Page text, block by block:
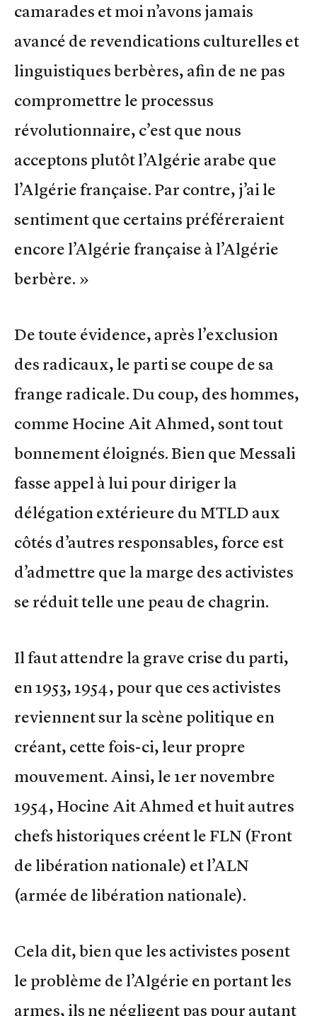
camarades et moi n’avons jamais
avancé de revendications culturelles et
linguistiques berbères, afin de ne pas
compromettre le processus
révolutionnaire, c’est que nous
acceptons plutôt l’Algérie arabe que
l’Algérie française. Par contre, j’ai le
sentiment que certains préféreraient
encore l’Algérie française à l’Algérie
berbère. »
De toute évidence, après l’exclusion
des radicaux, le parti se coupe de sa
frange radicale. Du coup, des hommes,
comme Hocine Ait Ahmed, sont tout
bonnement éloignés. Bien que Messali
fasse appel à lui pour diriger la
délégation extérieure du MTLD aux
côtés d’autres responsables, force est
d’admettre que la marge des activistes
se réduit telle une peau de chagrin.
Il faut attendre la grave crise du parti,
en 1953, 1954, pour que ces activistes
reviennent sur la scène politique en
créant, cette fois-ci, leur propre
mouvement. Ainsi, le 1er novembre
1954, Hocine Ait Ahmed et huit autres
chefs historiques créent le FLN (Front
de libération nationale) et l’ALN
(armée de libération nationale).
Cela dit, bien que les activistes posent
le problème de l’Algérie en portant les
armes, ils ne négligent pas pour autant